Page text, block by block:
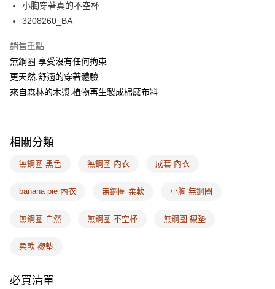
全盈+PAY
相關說明
【關於「AFTEE先享後付」】
AFTEE先享後付是「在收到商品之後才付款」的支付方式。 讓您購物簡單
１．簡單：不需註冊會員、不需綁卡、不需儲值。
【「AFTEE先享後付」結帳流程】
結帳頁面，進行簡訊認證並確認金額後，即可完成結帳。
ATM／網路銀行／等多元方式進行付款，方視為交易完成。
購買商品的店家。未經商家同意取消之訂單仍視為有效，需透過AFTEE先享
是否繳費成功／繳費後需取消欲退款等相關疑問，請聯繫「AFTEE先享後付
【注意事項】
ATM付款
每筆NT$100，滿NT$1,500(含以上)免運費
付款後全家取貨
每筆NT$100，滿NT$1,500(含以上)免運費
宅配
小胸穿著真的不空杯
3208260_BA
銷售重點
無鋼圈 享受沒有任何拘束
更天然.舒適的穿著體驗
來自森林的木漿.植物再生製成棉感布料
相關分類
無鋼圈 黑色 無鋼圈 內衣 成套 內衣
banana pie 內衣 無鋼圈 柔軟 小胸 無鋼圈
無鋼圈 自然 無鋼圈 不空杯 無鋼圈 襯墊
柔軟 襯墊
必買清單